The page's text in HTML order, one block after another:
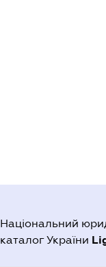
Національний
каталог України